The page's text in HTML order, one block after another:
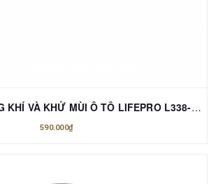
MÁY LỌC KHÔNG KHÍ VÀ KHỬ MÙI Ô TÔ LIFEPRO L338-OT
590.000₫